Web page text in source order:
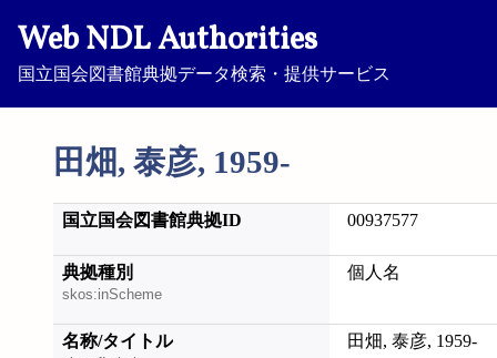
Web NDL Authorities
国立国会図書館典拠データ検索・提供サービス
田畑, 泰彦, 1959-
国立国会図書館典拠ID 00937577
典拠種別
skos:inScheme
個人名
名称/タイトル 田畑, 泰彦, 1959-